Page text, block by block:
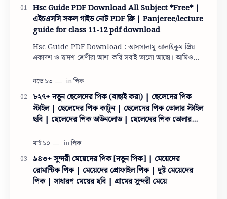
Hsc Guide PDF Download All Subject *Free* |
এইচএসসি সকল গাইড নোট PDF ফ্রি | Panjeree/lecture
guide for class 11-12 pdf download
Hsc Guide PDF Download : আসসালামু আলাইকুম প্রিয়
একাদশ ও দ্বাদশ শ্রেণীরা আশা করি সবাই ভালো আছো। আমিও
৮২৭+ নতুন ছেলেদের পিক (বাছাই করা) | ছেলেদের পিক
স্টাইল | ছেলেদের পিক কাটুন | ছেলেদের পিক তোলার স্টাইল
ছবি | ছেলেদের পিক ডাউনলোড | ছেলেদের পিক তোলার
৯৪৩+ সুন্দরী মেয়েদের পিক [নতুন পিক] | মেয়েদের
রোমান্টিক পিক | মেয়েদের প্রোফাইল পিক | দুষ্ট মেয়েদের
পিক | সাধারণ মেয়ের ছবি | গ্রামের সুন্দরী মেয়ে